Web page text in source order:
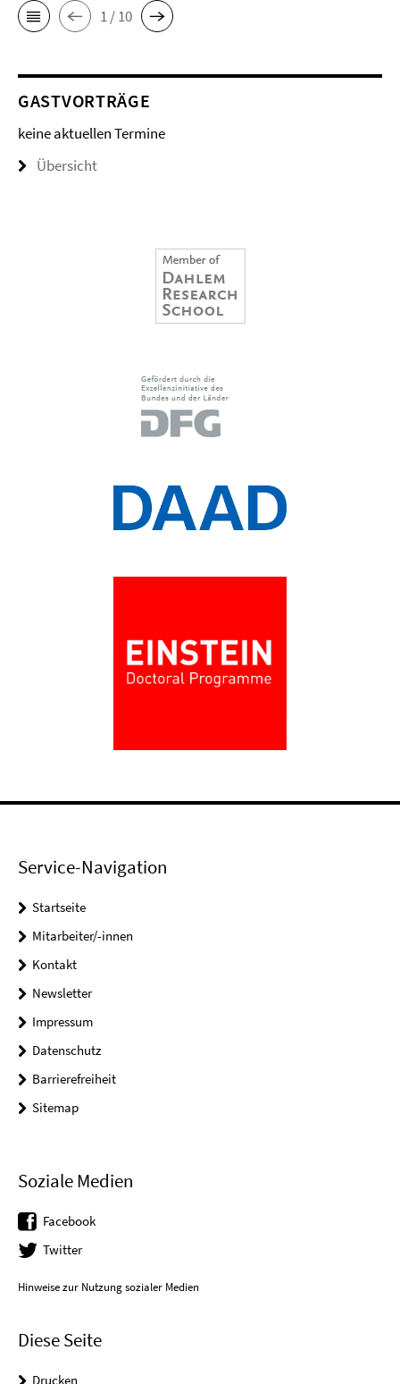
1 / 10
GASTVORTRÄGE
keine aktuellen Termine
Übersicht
Service-Navigation
Startseite
Mitarbeiter/-innen
Kontakt
Newsletter
Impressum
Datenschutz
Barrierefreiheit
Sitemap
Soziale Medien
Facebook
Twitter
Hinweise zur Nutzung sozialer Medien
Diese Seite
Drucken